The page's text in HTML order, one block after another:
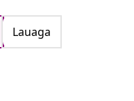
Lauaga